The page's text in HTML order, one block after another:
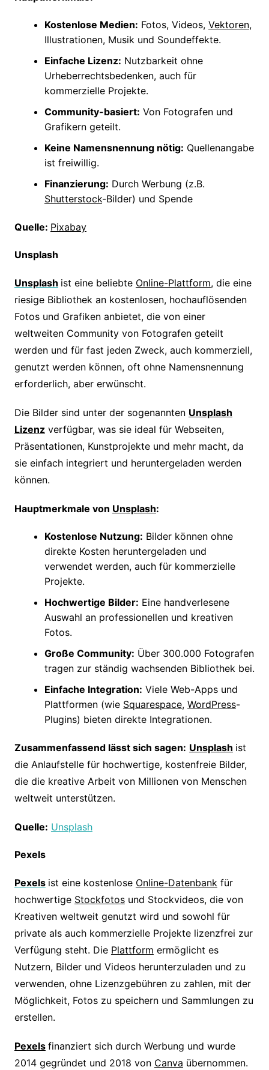
Kostenlose Medien: Fotos, Videos, Vektoren,
Illustrationen, Musik und Soundeffekte.
Einfache Lizenz: Nutzbarkeit ohne
Urheberrechtsbedenken, auch für
kommerzielle Projekte.
Community-basiert: Von Fotografen und
Grafikern geteilt.
Keine Namensnennung nötig: Quellenangabe
ist freiwillig.
Finanzierung: Durch Werbung (z.B.
Shutterstock-Bilder) und Spende
Quelle: Pixabay
Unsplash
Unsplash ist eine beliebte Online-Plattform, die eine
riesige Bibliothek an kostenlosen, hochauflösenden
Fotos und Grafiken anbietet, die von einer
weltweiten Community von Fotografen geteilt
werden und für fast jeden Zweck, auch kommerziell,
genutzt werden können, oft ohne Namensnennung
erforderlich, aber erwünscht.
Die Bilder sind unter der sogenannten Unsplash
Lizenzverfügbar, was sie ideal für Webseiten,
Präsentationen, Kunstprojekte und mehr macht, da
sie einfach integriert und heruntergeladen werden
können.
Hauptmerkmale von Unsplash:
Kostenlose Nutzung: Bilder können ohne
direkte Kosten heruntergeladen und
verwendet werden, auch für kommerzielle
Projekte.
Hochwertige Bilder: Eine handverlesene
Auswahl an professionellen und kreativen
Fotos.
Große Community: Über 300.000 Fotografen
tragen zur ständig wachsenden Bibliothek bei.
Einfache Integration: Viele Web-Apps und
Plattformen (wie Squarespace, WordPress-
Plugins) bieten direkte Integrationen.
Zusammenfassend lässt sich sagen: Unsplash ist
die Anlaufstelle für hochwertige, kostenfreie Bilder,
die die kreative Arbeit von Millionen von Menschen
weltweit unterstützen.
Quelle: Unsplash
Pexels
Pexels ist eine kostenlose Online-Datenbankfür
hochwertige Stockfotosund Stockvideos, die von
Kreativen weltweit genutzt wird und sowohl für
private als auch kommerzielle Projekte lizenzfrei zur
Verfügung steht. Die Plattform ermöglicht es
Nutzern, Bilder und Videos herunterzuladen und zu
verwenden, ohne Lizenzgebühren zu zahlen, mit der
Möglichkeit, Fotos zu speichern und Sammlungen zu
erstellen.
Pexels finanziert sich durch Werbung und wurde
2014 gegründet und 2018 von Canva übernommen.